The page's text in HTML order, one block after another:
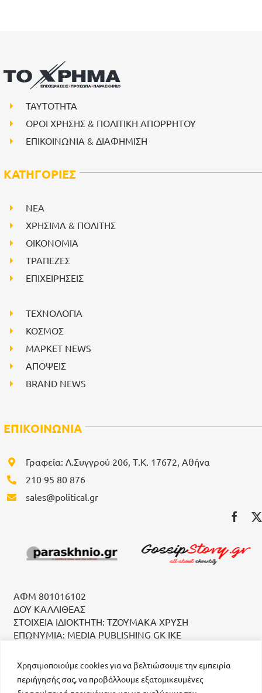
Χρησιμοποιούμε cookies για να βελτιώσουμε την εμπειρία
περιήγησής σας, να προβάλλουμε εξατομικευμένες
ΤΑΥΤΟΤΗΤΑ
ΟΡΟΙ ΧΡΗΣΗΣ & ΠΟΛΙΤΙΚΗ ΑΠΟΡΡΗΤΟΥ
ΕΠΙΚΟΙΝΩΝΙΑ & ΔΙΑΦΗΜΙΣΗ
ΚΑΤΗΓΟΡΙΕΣ
NEA
ΧΡΗΣΙΜΑ & ΠΟΛΙΤΗΣ
ΟΙΚΟΝΟΜΙΑ
ΤΡΑΠΕΖΕΣ
ΕΠΙΧΕΙΡΗΣΕΙΣ
ΤΕΧΝΟΛΟΓΙΑ
ΚΟΣΜΟΣ
ΜΑΡΚΕΤ NEWS
ΑΠΟΨΕΙΣ
BRAND NEWS
ΕΠΙΚΟΙΝΩΝΙΑ
Γραφεία: Λ.Συγγρού 206, Τ.Κ. 17672, Αθήνα
210 95 80 876
sales@political.gr
ΑΦΜ 801016102
ΔΟΥ ΚΑΛΛΙΘΕΑΣ
ΣΤΟΙΧΕΙΑ ΙΔΙΟΚΤΗΤΗ: ΤΖΟΥΜΑΚΑ ΧΡΥΣΗ
ΕΠΩΝΥΜΙΑ: MEDIA PUBLISHING GK IKE